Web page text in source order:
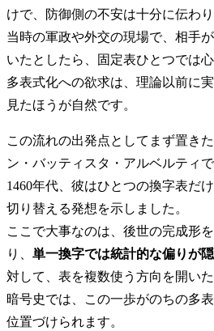
けで、防御側の不安は十分に伝わり
当時の軍政や外交の現場で、相手
いたとしたら、固定表ひとつでは心
多表式化への欲求は、理論以前に
見たほうが自然です。
この流れの出発点としてまず置き
ン・バッティスタ・アルベルティで
1460年代、彼はひとつの換字表だ
切り替える発想を示しました。
ここで大事なのは、後世の完成形
り、 単一換字では統計的な偏りが
対して、表を複数使う方向を開いた
暗号史では、この一歩がのちの多
位置づけられます。